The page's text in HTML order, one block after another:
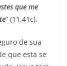
que me
” (11,41c).
de sua
que esta se